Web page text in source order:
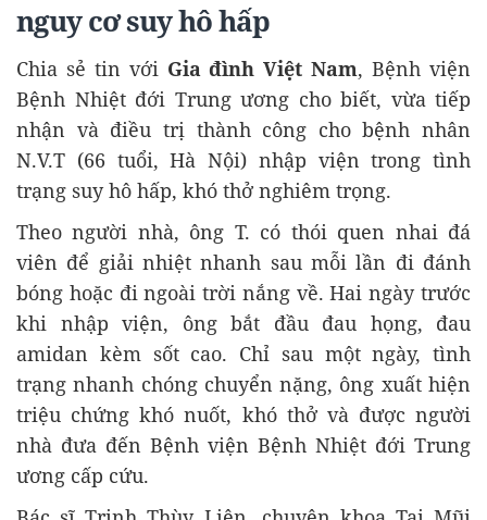
nguy cơ suy hô hấp
Chia sẻ tin với Gia đình Việt Nam, Bệnh viện
Bệnh Nhiệt đới Trung ương cho biết, vừa tiếp
nhận và điều trị thành công cho bệnh nhân
N.V.T (66 tuổi, Hà Nội) nhập viện trong tình
trạng suy hô hấp, khó thở nghiêm trọng.
Theo người nhà, ông T. có thói quen nhai đá
viên để giải nhiệt nhanh sau mỗi lần đi đánh
bóng hoặc đi ngoài trời nắng về. Hai ngày trước
khi nhập viện, ông bắt đầu đau họng, đau
amidan kèm sốt cao. Chỉ sau một ngày, tình
trạng nhanh chóng chuyển nặng, ông xuất hiện
triệu chứng khó nuốt, khó thở và được người
nhà đưa đến Bệnh viện Bệnh Nhiệt đới Trung
ương cấp cứu.